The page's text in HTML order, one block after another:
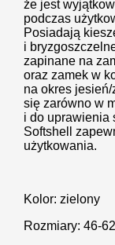
że jest
podczas
Posiadają
i
zapinane na
oraz zamek w
na okres
się zarówno w
i do uprawienia
Softshell
użytkowania.
Kolor: zielony
Rozmiary: 46-62